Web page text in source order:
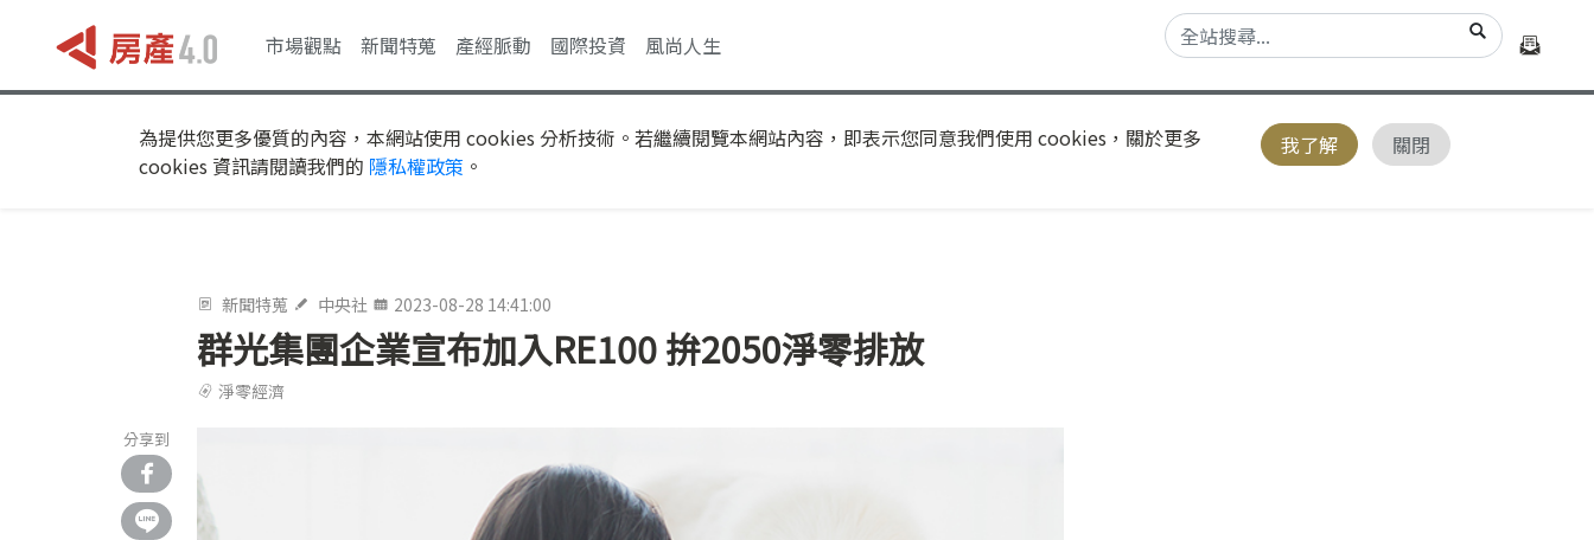
市場觀點 新聞特蒐 產經脈動 國際投資 風尚人生
為提供您更多優質的內容，本網站使用 cookies 分析技術。若繼續閱覽本網站內容，即表示您同意我們使用 cookies，關於更多
cookies 資訊請閱讀我們的 隱私權政策 。
我了解 關閉
新聞特蒐 中央社 2023-08-28 14:41:00
群光集團企業宣布加入RE100 拚2050淨零排放
淨零經濟
分享到